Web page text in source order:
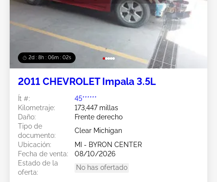
2d : 8h : 05m : 59s
2011 CHEVROLET Impala 3.5L
Ít #:
45******
Kilometraje:
173,447 millas
Daño:
Frente derecho
Tipo de
documento:
Clear Michigan
Ubicación:
MI - BYRON CENTER
Fecha de venta:
08/10/2026
Estado de la
oferta:
No has ofertado